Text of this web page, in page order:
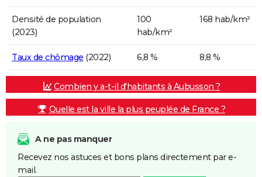
Densité de population
(2023)
100
hab/km²
168 hab/km²
Taux de chômage (2022) 6,8 % 8,8 %
Combien y a-t-il d'habitants à Aubusson ?
Quelle est la ville la plus peuplée de France ?
A ne pas manquer
Recevez nos astuces et bons plans directement par e-
mail.